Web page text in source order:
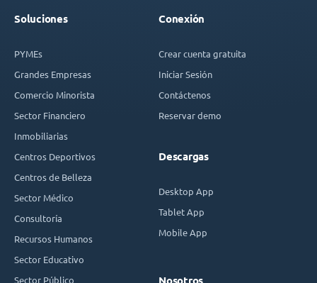
Soluciones
PYMEs
Grandes Empresas
Comercio Minorista
Sector Financiero
Inmobiliarias
Centros Deportivos
Centros de Belleza
Sector Médico
Consultoría
Recursos Humanos
Sector Educativo
Sector Público
Conexión
Crear cuenta gratuita
Iniciar Sesión
Contáctenos
Reservar demo
Descargas
Desktop App
Tablet App
Mobile App
Nosotros